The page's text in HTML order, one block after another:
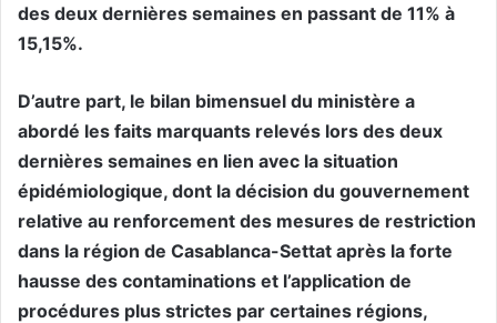
des deux dernières semaines en passant de 11% à
15,15%.
D’autre part, le bilan bimensuel du ministère a
abordé les faits marquants relevés lors des deux
dernières semaines en lien avec la situation
épidémiologique, dont la décision du gouvernement
relative au renforcement des mesures de restriction
dans la région de Casablanca-Settat après la forte
hausse des contaminations et l’application de
procédures plus strictes par certaines régions,